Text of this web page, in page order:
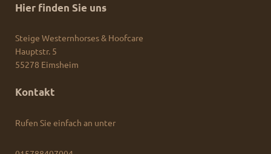
Hier finden Sie uns
Steige Westernhorses & Hoofcare
Hauptstr. 5
55278 Eimsheim
Kontakt
Rufen Sie einfach an unter